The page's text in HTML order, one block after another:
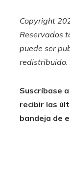
Copyright
Reservados
puede ser
redistribuido.
Suscríbase
recibir las
bandeja de